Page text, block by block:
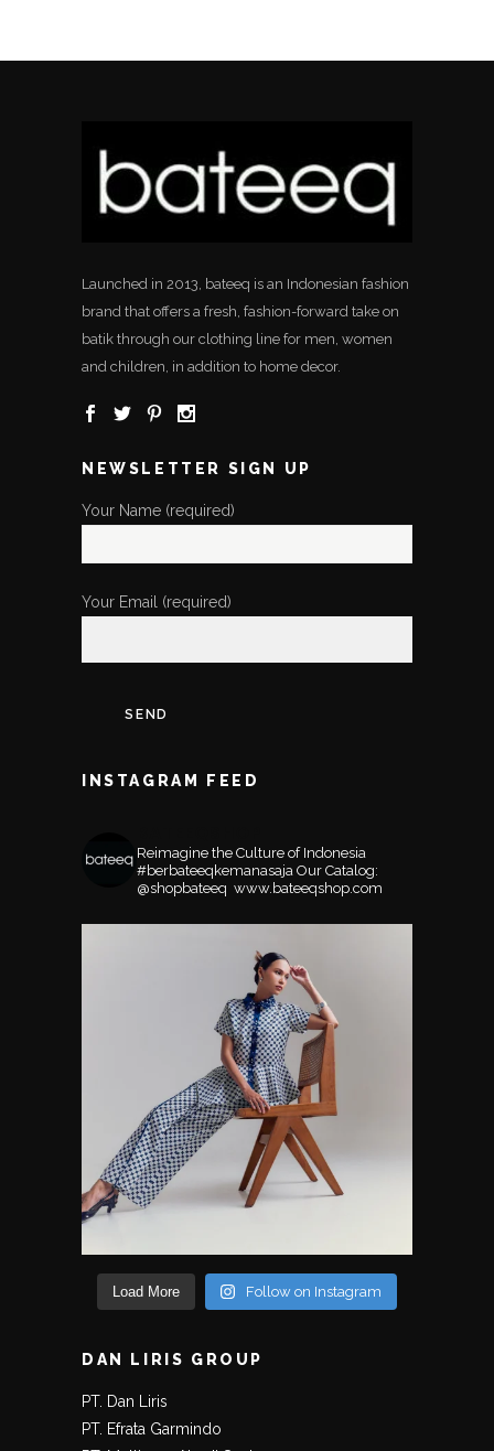
Launched in 2013, bateeq is an Indonesian fashion
brand that offers a fresh, fashion-forward take on
batik through our clothing line for men, women
and children, in addition to home decor.
NEWSLETTER SIGN UP
Your Name (required)
Your Email (required)
INSTAGRAM FEED
Reimagine the Culture of Indonesia
#berbateeqkemanasaja Our Catalog:
@shopbateeq ⁣⁣⁣⁣ www.bateeqshop.com
Load More Follow on Instagram
DAN LIRIS GROUP
PT. Dan Liris
PT. Efrata Garmindo